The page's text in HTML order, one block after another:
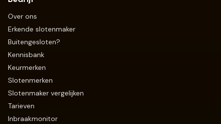
Over ons
Erkende slotenmaker
Buitengesloten?
Kennisbank
Keurmerken
Slotenmerken
Slotenmaker vergelijken
Tarieven
Inbraakmonitor